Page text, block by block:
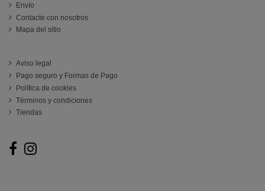
Envío
Contacte con nosotros
Mapa del sitio
Aviso legal
Pago seguro y Formas de Pago
Política de cookies
Términos y condiciones
Tiendas